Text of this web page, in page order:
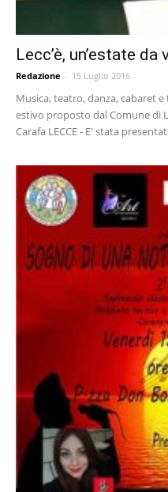
Lecc’è, un’estate da
Redazione - 15 Luglio 2016
Musica, teatro, danza, cabaret
estivo proposto dal Comune di
Carafa LECCE - E' stata